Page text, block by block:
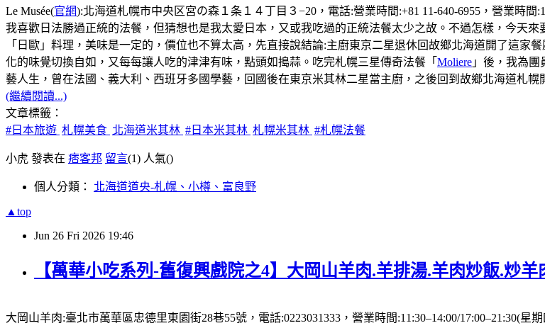
Le Musée(官網):北海道札幌市中央区宮の森１条１４丁目３−20，電話:營業時間:+81 11-640-6955，營業時
我喜歡日法勝過正統的法餐，但猜想也是我太愛日本，又或我吃過的正統法餐太少之故。不過怎樣，今天來
「日歐」料理，美味是一定的，價位也不算太高，先直接說結論:主廚東京二星退休回故鄉北海道開了這家
化的味覺切換自如，又每每讓人吃的津津有味，點頭如搗蒜。吃完札幌三星傳奇法餐「 Moliere 」後，我為
藝人生，曾在法國、義大利、西班牙多國學藝，回國後在東京米其林二星當主廚，之後回到故鄉北海道札幌
(繼續閱讀...)
文章標籤：
#日本旅遊 札幌美食 北海道米其林 #日本米其林 札幌米其林 #札幌法餐
小虎 發表在 痞客邦 留言(1) 人氣()
個人分類： 北海道道央-札幌、小樽、富良野
▲top
Jun 26 Fri 2026 19:46
【萬華小吃系列-舊復興戲院之4】大岡山羊肉.羊排湯.羊肉炒飯.炒
大岡山羊肉:臺北市萬華區忠德里東園街28巷55號，電話:0223031333，營業時間:11:30–14:00/17:00–21:30(